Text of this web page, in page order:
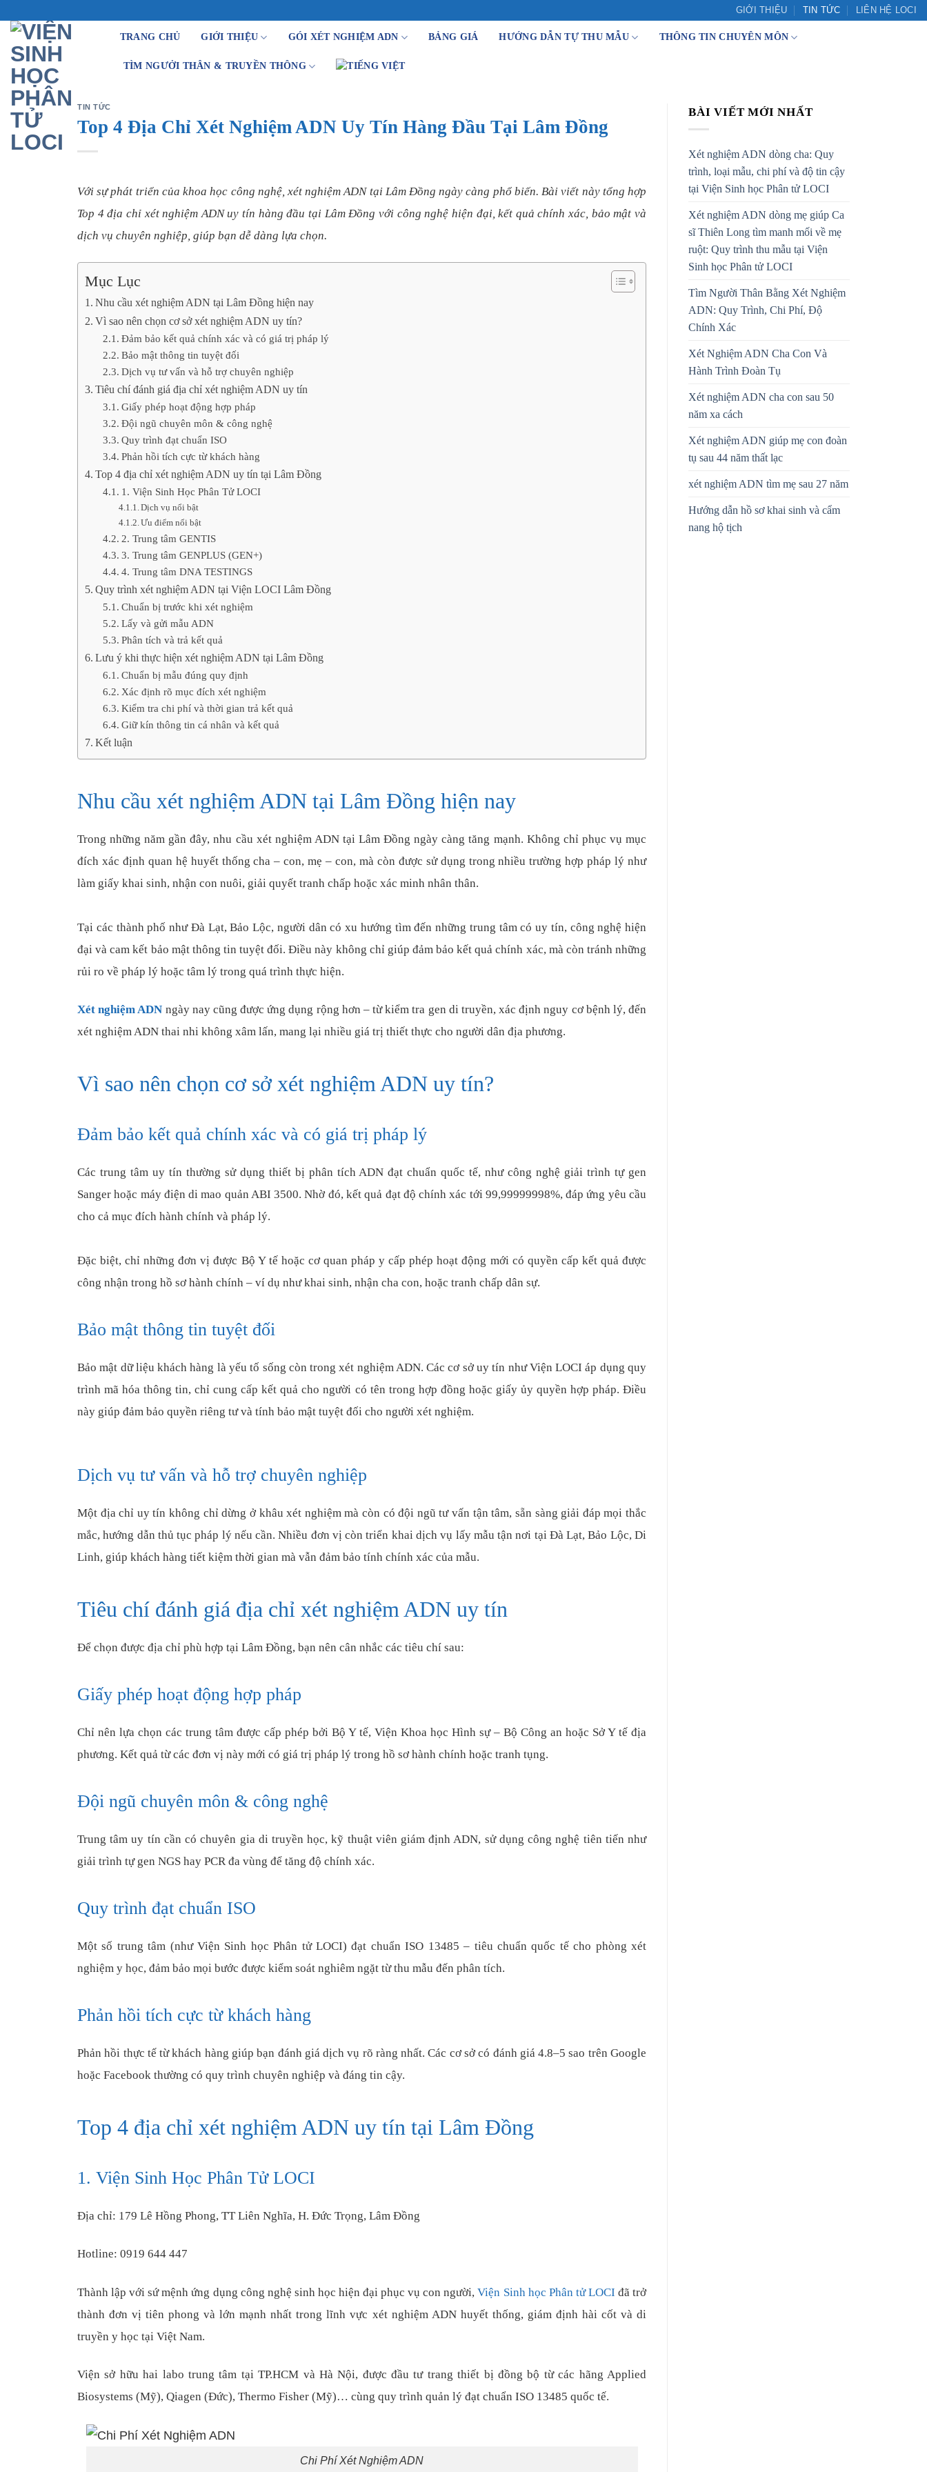
content
GIỚI THIỆU TIN TỨC LIÊN HỆ LOCI
TRANG CHỦ GIỚI THIỆU GÓI XÉT NGHIỆM ADN BẢNG GIÁ HƯỚNG DẪN TỰ THU MẪU THÔNG TIN CHUYÊN MÔN
TÌM NGƯỞI THÂN & TRUYỀN THÔNG
TIN TỨC
Top 4 Địa Chỉ Xét Nghiệm ADN Uy Tín Hàng Đầu Tại Lâm Đồng
Với sự phát triển của khoa học công nghệ, xét nghiệm ADN tại Lâm Đồng ngày càng phổ biến. Bài viết này tổng hợp
Top 4 địa chỉ xét nghiệm ADN uy tín hàng đầu tại Lâm Đồng với công nghệ hiện đại, kết quả chính xác, bảo mật và
dịch vụ chuyên nghiệp, giúp bạn dễ dàng lựa chọn.
Mục Lục
Nhu cầu xét nghiệm ADN tại Lâm Đồng hiện nay
Vì sao nên chọn cơ sở xét nghiệm ADN uy tín?
Đảm bảo kết quả chính xác và có giá trị pháp lý
Bảo mật thông tin tuyệt đối
Dịch vụ tư vấn và hỗ trợ chuyên nghiệp
Tiêu chí đánh giá địa chỉ xét nghiệm ADN uy tín
Giấy phép hoạt động hợp pháp
Đội ngũ chuyên môn & công nghệ
Quy trình đạt chuẩn ISO
Phản hồi tích cực từ khách hàng
Top 4 địa chỉ xét nghiệm ADN uy tín tại Lâm Đồng
1. Viện Sinh Học Phân Tử LOCI
Dịch vụ nổi bật
Ưu điểm nổi bật
2. Trung tâm GENTIS
3. Trung tâm GENPLUS (GEN+)
4. Trung tâm DNA TESTINGS
Quy trình xét nghiệm ADN tại Viện LOCI Lâm Đồng
Chuẩn bị trước khi xét nghiệm
Lấy và gửi mẫu ADN
Phân tích và trả kết quả
Lưu ý khi thực hiện xét nghiệm ADN tại Lâm Đồng
Chuẩn bị mẫu đúng quy định
Xác định rõ mục đích xét nghiệm
Kiểm tra chi phí và thời gian trả kết quả
Giữ kín thông tin cá nhân và kết quả
Kết luận
Nhu cầu xét nghiệm ADN tại Lâm Đồng hiện nay
Trong những năm gần đây, nhu cầu xét nghiệm ADN tại Lâm Đồng ngày càng tăng mạnh. Không chỉ phục vụ mục
đích xác định quan hệ huyết thống cha – con, mẹ – con, mà còn được sử dụng trong nhiều trường hợp pháp lý như
làm giấy khai sinh, nhận con nuôi, giải quyết tranh chấp hoặc xác minh nhân thân.
Tại các thành phố như Đà Lạt, Bảo Lộc, người dân có xu hướng tìm đến những trung tâm có uy tín, công nghệ hiện
đại và cam kết bảo mật thông tin tuyệt đối. Điều này không chỉ giúp đảm bảo kết quả chính xác, mà còn tránh những
rủi ro về pháp lý hoặc tâm lý trong quá trình thực hiện.
Xét nghiệm ADN ngày nay cũng được ứng dụng rộng hơn – từ kiểm tra gen di truyền, xác định nguy cơ bệnh lý, đến
xét nghiệm ADN thai nhi không xâm lấn, mang lại nhiều giá trị thiết thực cho người dân địa phương.
Vì sao nên chọn cơ sở xét nghiệm ADN uy tín?
Đảm bảo kết quả chính xác và có giá trị pháp lý
Các trung tâm uy tín thường sử dụng thiết bị phân tích ADN đạt chuẩn quốc tế, như công nghệ giải trình tự gen
Sanger hoặc máy điện di mao quản ABI 3500. Nhờ đó, kết quả đạt độ chính xác tới 99,99999998%, đáp ứng yêu cầu
cho cả mục đích hành chính và pháp lý.
Đặc biệt, chỉ những đơn vị được Bộ Y tế hoặc cơ quan pháp y cấp phép hoạt động mới có quyền cấp kết quả được
công nhận trong hồ sơ hành chính – ví dụ như khai sinh, nhận cha con, hoặc tranh chấp dân sự.
Bảo mật thông tin tuyệt đối
Bảo mật dữ liệu khách hàng là yếu tố sống còn trong xét nghiệm ADN. Các cơ sở uy tín như Viện LOCI áp dụng quy
trình mã hóa thông tin, chỉ cung cấp kết quả cho người có tên trong hợp đồng hoặc giấy ủy quyền hợp pháp. Điều
này giúp đảm bảo quyền riêng tư và tính bảo mật tuyệt đối cho người xét nghiệm.
Dịch vụ tư vấn và hỗ trợ chuyên nghiệp
Một địa chỉ uy tín không chỉ dừng ở khâu xét nghiệm mà còn có đội ngũ tư vấn tận tâm, sẵn sàng giải đáp mọi thắc
mắc, hướng dẫn thủ tục pháp lý nếu cần. Nhiều đơn vị còn triển khai dịch vụ lấy mẫu tận nơi tại Đà Lạt, Bảo Lộc, Di
Linh, giúp khách hàng tiết kiệm thời gian mà vẫn đảm bảo tính chính xác của mẫu.
Tiêu chí đánh giá địa chỉ xét nghiệm ADN uy tín
Để chọn được địa chỉ phù hợp tại Lâm Đồng, bạn nên cân nhắc các tiêu chí sau:
Giấy phép hoạt động hợp pháp
Chỉ nên lựa chọn các trung tâm được cấp phép bởi Bộ Y tế, Viện Khoa học Hình sự – Bộ Công an hoặc Sở Y tế địa
phương. Kết quả từ các đơn vị này mới có giá trị pháp lý trong hồ sơ hành chính hoặc tranh tụng.
Đội ngũ chuyên môn & công nghệ
Trung tâm uy tín cần có chuyên gia di truyền học, kỹ thuật viên giám định ADN, sử dụng công nghệ tiên tiến như
giải trình tự gen NGS hay PCR đa vùng để tăng độ chính xác.
Quy trình đạt chuẩn ISO
Một số trung tâm (như Viện Sinh học Phân tử LOCI) đạt chuẩn ISO 13485 – tiêu chuẩn quốc tế cho phòng xét
nghiệm y học, đảm bảo mọi bước được kiểm soát nghiêm ngặt từ thu mẫu đến phân tích.
Phản hồi tích cực từ khách hàng
Phản hồi thực tế từ khách hàng giúp bạn đánh giá dịch vụ rõ ràng nhất. Các cơ sở có đánh giá 4.8–5 sao trên Google
hoặc Facebook thường có quy trình chuyên nghiệp và đáng tin cậy.
Top 4 địa chỉ xét nghiệm ADN uy tín tại Lâm Đồng
1. Viện Sinh Học Phân Tử LOCI
Địa chỉ: 179 Lê Hồng Phong, TT Liên Nghĩa, H. Đức Trọng, Lâm Đồng
Hotline: 0919 644 447
Thành lập với sứ mệnh ứng dụng công nghệ sinh học hiện đại phục vụ con người,Viện Sinh học Phân tử LOCI đã trở
thành đơn vị tiên phong và lớn mạnh nhất trong lĩnh vực xét nghiệm ADN huyết thống, giám định hài cốt và di
truyền y học tại Việt Nam.
Viện sở hữu hai labo trung tâm tại TP.HCM và Hà Nội, được đầu tư trang thiết bị đồng bộ từ các hãng Applied
Biosystems (Mỹ), Qiagen (Đức), Thermo Fisher (Mỹ)… cùng quy trình quản lý đạt chuẩn ISO 13485 quốc tế.
Chi Phí Xét Nghiệm ADN
BÀI VIẾT MỚI NHẤT
Xét nghiệm ADN dòng cha: Quy
trình, loại mẫu, chi phí và độ tin cậy
tại Viện Sinh học Phân tử LOCI
Xét nghiệm ADN dòng mẹ giúp Ca
sĩ Thiên Long tìm manh mối về mẹ
ruột: Quy trình thu mẫu tại Viện
Sinh học Phân tử LOCI
Tìm Người Thân Bằng Xét Nghiệm
ADN: Quy Trình, Chi Phí, Độ
Chính Xác
Xét Nghiệm ADN Cha Con Và
Hành Trình Đoàn Tụ
Xét nghiệm ADN cha con sau 50
năm xa cách
Xét nghiệm ADN giúp mẹ con đoàn
tụ sau 44 năm thất lạc
xét nghiệm ADN tìm mẹ sau 27 năm
Hướng dẫn hồ sơ khai sinh và cẩm
nang hộ tịch